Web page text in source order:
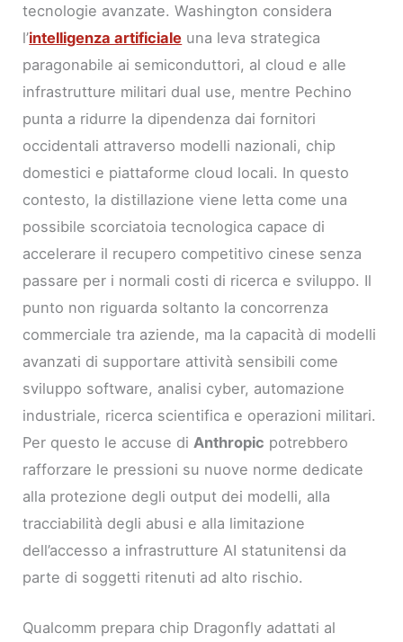
tecnologie avanzate. Washington considera
l’intelligenza artificiale una leva strategica
paragonabile ai semiconduttori, al cloud e alle
infrastrutture militari dual use, mentre Pechino
punta a ridurre la dipendenza dai fornitori
occidentali attraverso modelli nazionali, chip
domestici e piattaforme cloud locali. In questo
contesto, la distillazione viene letta come una
possibile scorciatoia tecnologica capace di
accelerare il recupero competitivo cinese senza
passare per i normali costi di ricerca e sviluppo. Il
punto non riguarda soltanto la concorrenza
commerciale tra aziende, ma la capacità di modelli
avanzati di supportare attività sensibili come
sviluppo software, analisi cyber, automazione
industriale, ricerca scientifica e operazioni militari.
Per questo le accuse di Anthropic potrebbero
rafforzare le pressioni su nuove norme dedicate
alla protezione degli output dei modelli, alla
tracciabilità degli abusi e alla limitazione
dell’accesso a infrastrutture AI statunitensi da
parte di soggetti ritenuti ad alto rischio.
Qualcomm prepara chip Dragonfly adattati al